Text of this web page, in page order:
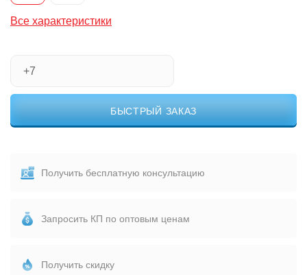
Все характеристики
БЫСТРЫЙ ЗАКАЗ
Получить бесплатную консультацию
Запросить КП по оптовым ценам
Получить скидку